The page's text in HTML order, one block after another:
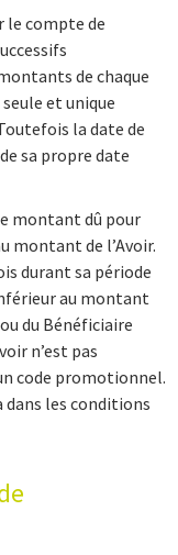
le compte de
de chaque
et unique
la date de
sa propre date
montant dû pour
montant de l’Avoir.
durant sa période
au montant
du Bénéficiaire
n’est pas
code promotionnel.
dans les conditions